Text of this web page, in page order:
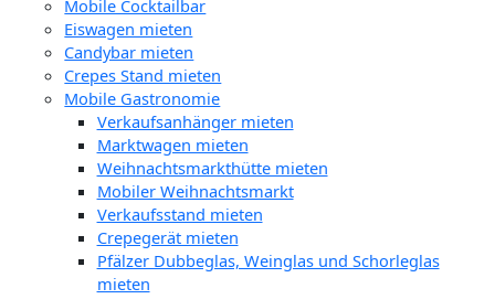
Mobile Cocktailbar
Eiswagen mieten
Candybar mieten
Crepes Stand mieten
Mobile Gastronomie
Verkaufsanhänger mieten
Marktwagen mieten
Weihnachtsmarkthütte mieten
Mobiler Weihnachtsmarkt
Verkaufsstand mieten
Crepegerät mieten
Pfälzer Dubbeglas, Weinglas und Schorleglas
mieten